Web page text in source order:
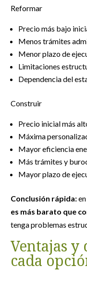
Reformar
Precio más bajo
Menos trámites
Menor plazo de
Limitaciones
Dependencia del
Construir
Precio inicial más
Máxima
Mayor eficiencia
Más trámites y
Mayor plazo de
Conclusión rápida:
es más barato que
tenga problemas
Ventajas y
cada